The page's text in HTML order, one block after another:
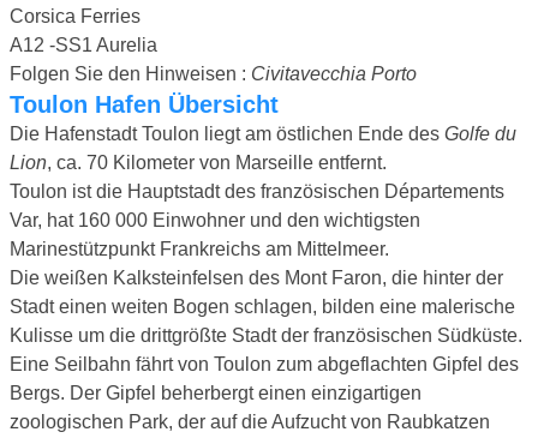
Corsica Ferries
A12 -SS1 Aurelia
Folgen Sie den Hinweisen : Civitavecchia Porto
Toulon Hafen Übersicht
Die Hafenstadt Toulon liegt am östlichen Ende des Golfe du
Lion, ca. 70 Kilometer von Marseille entfernt.
Toulon ist die Hauptstadt des französischen Départements
Var, hat 160 000 Einwohner und den wichtigsten
Marinestützpunkt Frankreichs am Mittelmeer.
Die weißen Kalksteinfelsen des Mont Faron, die hinter der
Stadt einen weiten Bogen schlagen, bilden eine malerische
Kulisse um die drittgrößte Stadt der französischen Südküste.
Eine Seilbahn fährt von Toulon zum abgeflachten Gipfel des
Bergs. Der Gipfel beherbergt einen einzigartigen
zoologischen Park, der auf die Aufzucht von Raubkatzen